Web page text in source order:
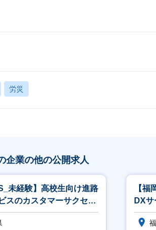
労災
企業の他の公開求人
未経験】高校生向け進路
スのカスタマーサクセス
・未経験歓迎／高卒就活
【福
DX
／高